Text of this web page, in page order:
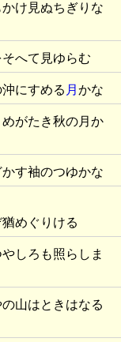
け見ぬちぎりな
へて見ゆらむ
にすめる 月 かな
がたき秋の月か
す袖のつゆかな
めぐりける
しろも照らしま
山はときはなる